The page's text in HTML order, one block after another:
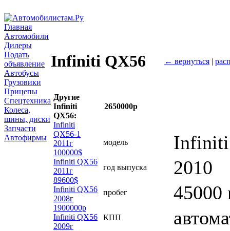
Главная
Автомобили
Дилеры
Подать
объявление
Автобусы
Грузовики
Прицепы
Спецтехника
Колеса,
шины, диски
Запчасти
Автофирмы
Infiniti QX56 ← вернуться |
Другие
Infiniti
QX56:
Infiniti
QX56-1
2011г
100000$
Infiniti QX56
2011г
89600$
Infiniti QX56
2008г
1900000р
Infiniti QX56
2009г
2650000р
модель
год выпуска 2010
пробег 45000
КПП